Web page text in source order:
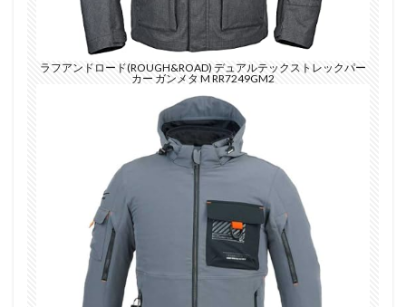
ラフアンドロード(ROUGH&ROAD) デュアルテックストレックパー
カー ガンメタ M RR7249GM2